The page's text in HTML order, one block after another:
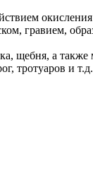
гравием,
а
тротуаров и т.д.